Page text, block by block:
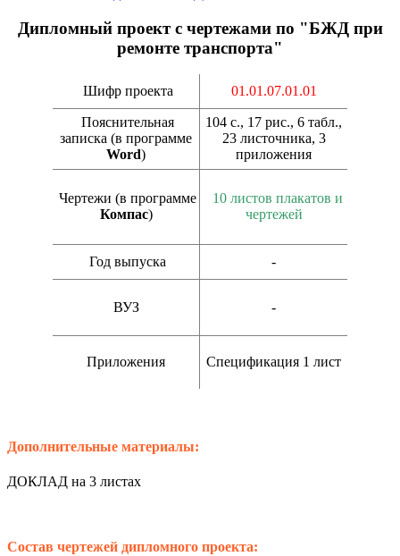
Дипломный проект с чертежами по "БЖД при
ремонте транспорта"
Шифр проекта 01.01.07.01.01
Пояснительная
записка (в программе
Word)
104 с., 17 рис., 6 табл.,
23 листочника, 3
приложения
Чертежи (в программе
Компас)
10 листов плакатов и
чертежей
Год выпуска -
ВУЗ -
Приложения Спецификация 1 лист
Дополнительные материалы:
ДОКЛАД на 3 листах
Состав чертежей дипломного проекта: